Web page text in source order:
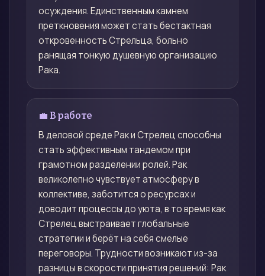
осуждения. Единственным камнем
преткновения может стать бестактная
откровенность Стрельца, больно
ранящая тонкую душевную организацию
Рака.
💼 В работе
В деловой среде Рак и Стрелец способны
стать эффективным тандемом при
грамотном разделении ролей. Рак
великолепно чувствует атмосферу в
коллективе, заботится о ресурсах и
доводит процессы до уюта, в то время как
Стрелец выстраивает глобальные
стратегии и берёт на себя смелые
переговоры. Трудности возникают из-за
разницы в скорости принятия решений: Рак